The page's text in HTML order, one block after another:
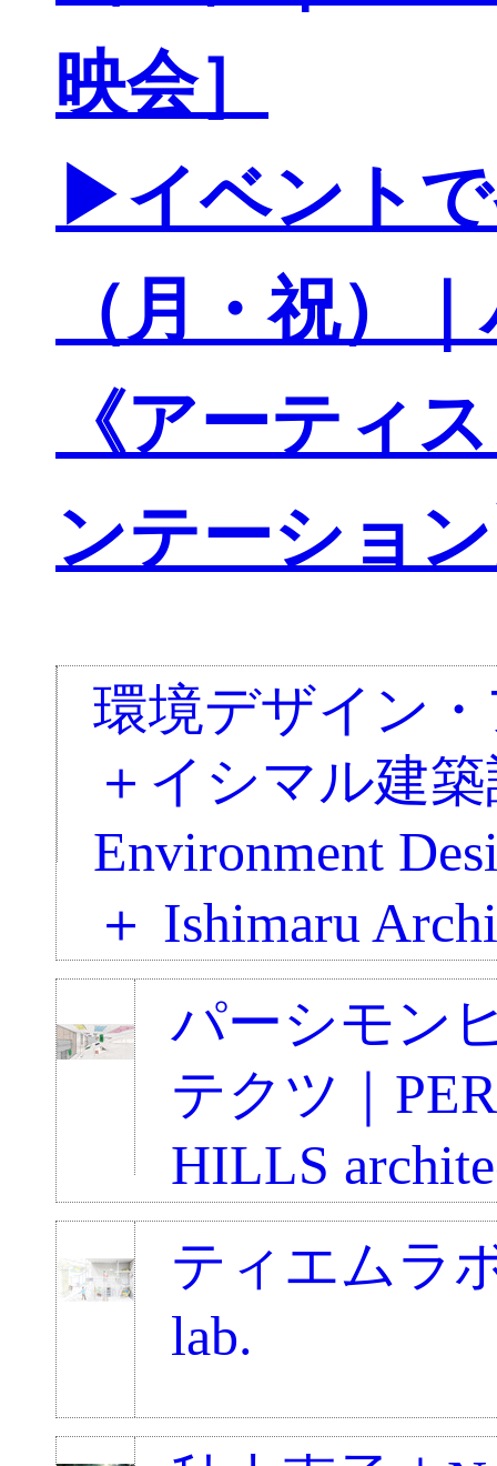
映会］
▶イベント
（月・祝）
《アーティ
ンテーショ
環境デザイン
＋イシマル建
Environment
＋ Ishimaru
パーシモン
テクツ｜
HILLS
ティエムラ
lab.